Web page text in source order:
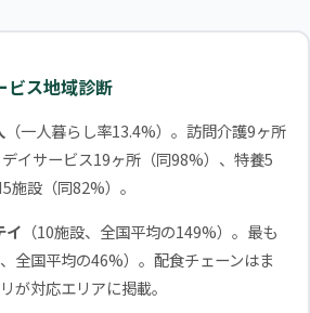
ビス地域診断
（一人暮らし率13.4%）。訪問介護9ヶ所
デイサービス19ヶ所（同98%）、特養5
施設（同82%）。
イ （10施設、全国平均の149%）。最も
全国平均の46%）。配食チェーンはま
が対応エリアに掲載。